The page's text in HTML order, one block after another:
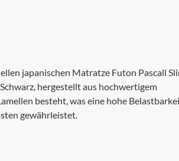
japanischen Matratze Futon Pascall
hergestellt aus hochwertigem
besteht, was eine hohe
gewährleistet.